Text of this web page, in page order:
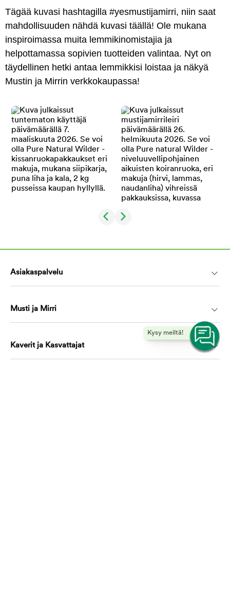
Tägää kuvasi hashtagilla #yesmustijamirri, niin saat
mahdollisuuden nähdä kuvasi täällä! Ole mukana
inspiroimassa muita lemmikinomistajia ja
helpottamassa sopivien tuotteiden valintaa. Nyt on
täydellinen hetki antaa lemmikkisi loistaa ja näkyä
Mustin ja Mirrin verkkokaupassa!
Kysy meiltä!
Asiakaspalvelu
Musti ja Mirri
Kaverit ja Kasvattajat